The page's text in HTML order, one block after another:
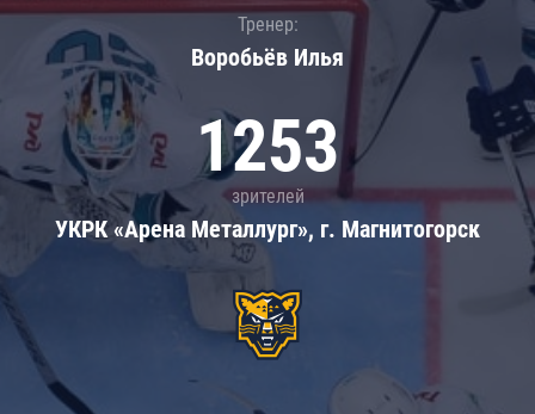
Тренер:
Воробьёв Илья
1253
зрителей
УКРК «Арена Металлург», г. Магнитогорск